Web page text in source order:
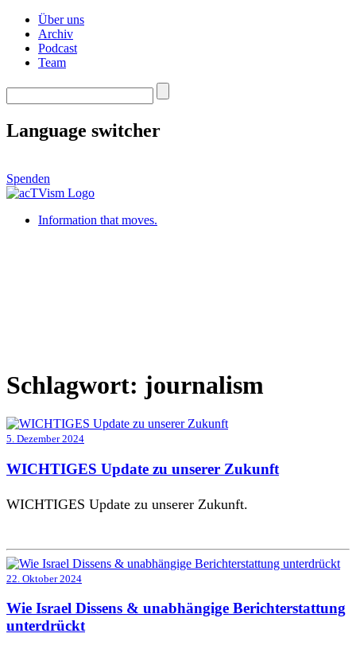
Über uns
Archiv
Podcast
Team
Language switcher
Spenden
Information that moves.
Schlagwort: journalism
5. Dezember 2024
WICHTIGES Update zu unserer Zukunft
WICHTIGES Update zu unserer Zukunft.
22. Oktober 2024
Wie Israel Dissens & unabhängige Berichterstattung
unterdrückt